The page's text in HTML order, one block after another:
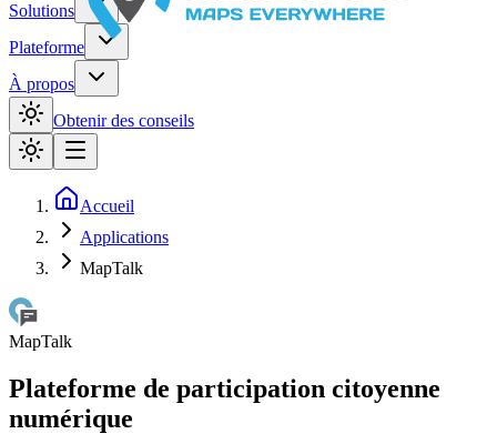
Solutions
Plateforme
À propos
Obtenir des conseils
Accueil
Applications
MapTalk
MapTalk
Plateforme de participation citoyenne
numérique